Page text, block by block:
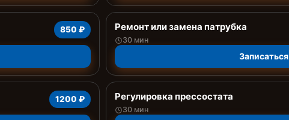
850 ₽ Ремонт или замена патрубка
30 мин
Записаться
1200 ₽ Регулировка прессостата
30 мин